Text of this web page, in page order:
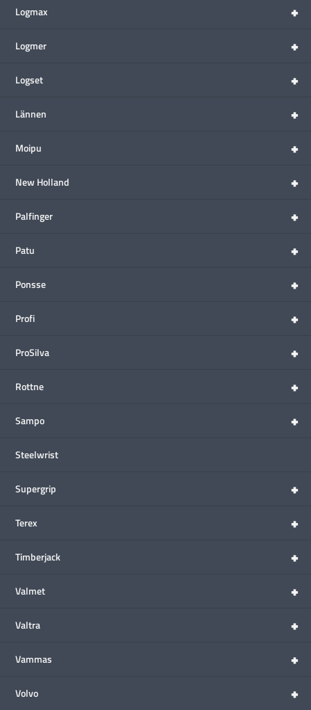
+
Logmax
+
Logmer
+
Logset
+
Lännen
+
Moipu
+
New Holland
+
Palfinger
+
Patu
+
Ponsse
+
Profi
+
ProSilva
+
Rottne
+
Sampo
Steelwrist
+
Supergrip
+
Terex
+
Timberjack
+
Valmet
+
Valtra
+
Vammas
+
Volvo